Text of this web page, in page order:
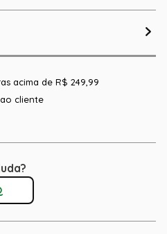
acima de R$ 249,99
cliente